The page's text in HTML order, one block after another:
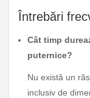
Întrebări
Cât timp
puternice?
Nu există un
inclusiv de